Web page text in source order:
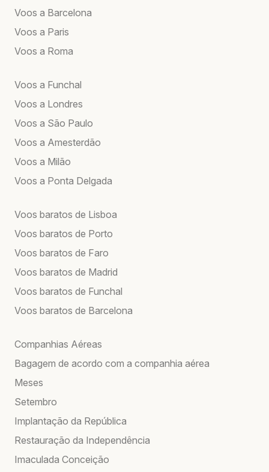
Voos a Barcelona
Voos a Paris
Voos a Roma
Voos a Funchal
Voos a Londres
Voos a São Paulo
Voos a Amesterdão
Voos a Milão
Voos a Ponta Delgada
Voos baratos de Lisboa
Voos baratos de Porto
Voos baratos de Faro
Voos baratos de Madrid
Voos baratos de Funchal
Voos baratos de Barcelona
Companhias Aéreas
Bagagem de acordo com a companhia aérea
Meses
Setembro
Implantação da República
Restauração da Independência
Imaculada Conceição